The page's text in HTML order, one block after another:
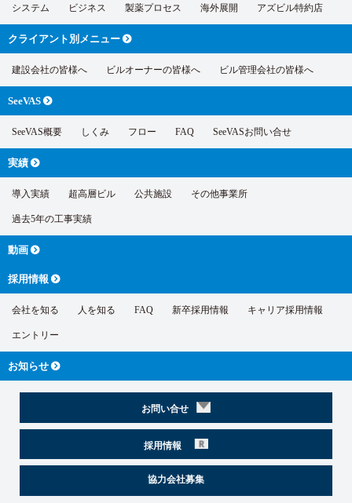
システム ビジネス 製薬プロセス 海外展開 アズビル特約店
クライアント別 メニュー
建設会社の皆様へ ビルオーナーの皆様へ ビル管理会社の皆様へ
SeeVAS
SeeVAS概要 しくみ フロー FAQ SeeVASお問い合せ
実績
導入実績 超高層ビル 公共施設 その他事業所
過去5年の工事実績
動画
採用情報
会社を知る 人を知る FAQ 新卒採用情報 キャリア採用情報
エントリー
お知らせ
お問い合せ
採用情報
協力会社募集